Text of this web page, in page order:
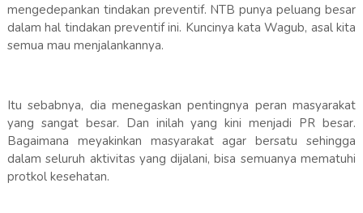
mengedepankan tindakan preventif. NTB punya peluang besar
dalam hal tindakan preventif ini. Kuncinya kata Wagub, asal kita
semua mau menjalankannya.
Itu sebabnya, dia menegaskan pentingnya peran masyarakat
yang sangat besar. Dan inilah yang kini menjadi PR besar.
Bagaimana meyakinkan masyarakat agar bersatu sehingga
dalam seluruh aktivitas yang dijalani, bisa semuanya mematuhi
protkol kesehatan.